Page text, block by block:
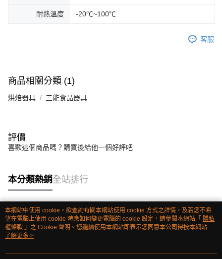
耐熱溫度 -20℃~100℃
客服
商品相關分類 (1)
烘焙器具 三能食品器具
評價
喜歡這個商品嗎？購買後給他一個好評吧
本分類熱銷全站排行
熱門標籤
本網站中使用 cookie，欲查詢有關本網站使用 cookie 方式之詳情，及若您不希
望在電腦上使用 cookie 時應如何變更電腦的 cookie 設定，請參閱本網站「 隱私
權條款 」之 Cookie 聲明。您繼續使用本網站即表示您同意本公司得按本網站使
用條款之 Cookie 聲明使用 cookie。
了解更多 >